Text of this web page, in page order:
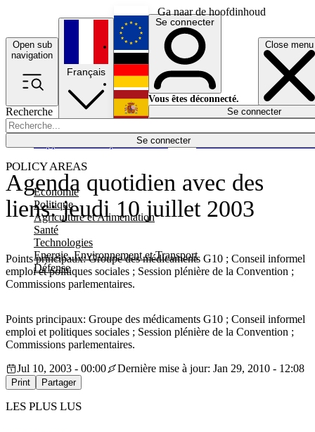
Ga naar de hoofdinhoud
Open sub
navigation
Close menu
Recherche
Se connecter
POLICY AREAS
Economie
Politique
Agriculture et Alimentation
Santé
Technologies
Energie, Environnement et Transport
Défense
Économie
Français
English
Deutsch
Español
Se connecter
Vous êtes déconnecté.
Se connecter
Agenda quotidien avec des
liens: jeudi 10 juillet 2003
Points principaux: Groupe des médicaments G10 ; Conseil informel
emploi et politiques sociales ; Session plénière de la Convention ;
Commissions parlementaires.
Points principaux: Groupe des médicaments G10 ; Conseil informel
emploi et politiques sociales ; Session plénière de la Convention ;
Commissions parlementaires.
Jul 10, 2003 - 00:00
Dernière mise à jour: Jan 29, 2010 - 12:08
Print Partager
LES PLUS LUS